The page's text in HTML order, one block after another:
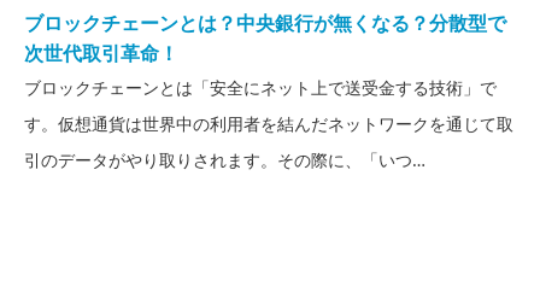
ブロックチェーンとは？中央銀行が無くなる？分散型で
次世代取引革命！
ブロックチェーンとは「安全にネット上で送受金する技術」で
す。仮想通貨は世界中の利用者を結んだネットワークを通じて取
引のデータがやり取りされます。その際に、「いつ…